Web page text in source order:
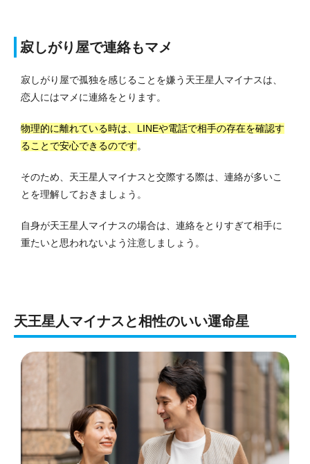
寂しがり屋で連絡もマメ
寂しがり屋で孤独を感じることを嫌う天王星人マイナスは、
恋人にはマメに連絡をとります。
物理的に離れている時は、LINEや電話で相手の存在を確認す
ることで安心できるのです。
そのため、天王星人マイナスと交際する際は、連絡が多いこ
とを理解しておきましょう。
自身が天王星人マイナスの場合は、連絡をとりすぎて相手に
重たいと思われないよう注意しましょう。
天王星人マイナスと相性のいい運命星